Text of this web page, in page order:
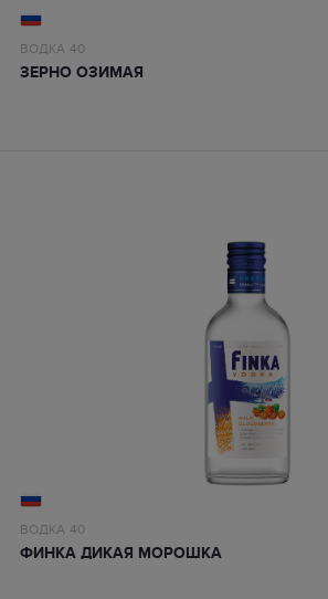
ВОДКА 40
ЗЕРНО ОЗИМАЯ
ВОДКА 40
ФИНКА ДИКАЯ МОРОШКА